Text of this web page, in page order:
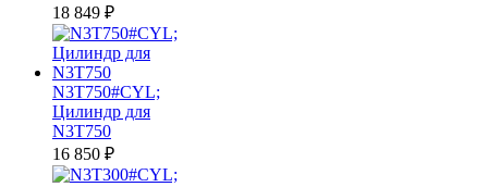
18 849 ₽
N3T750#CYL;
Цилиндр для
N3T750
16 850 ₽